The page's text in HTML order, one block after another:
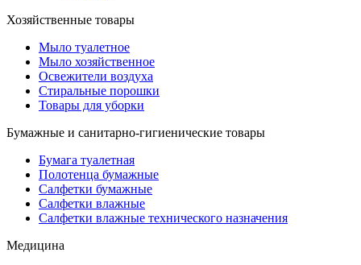
Хозяйственные товары
Мыло туалетное
Мыло хозяйственное
Освежители воздуха
Стиральные порошки
Товары для уборки
Бумажные и санитарно-гигиенические товары
Бумага туалетная
Полотенца бумажные
Салфетки бумажные
Салфетки влажные
Салфетки влажные технического назначения
Медицина